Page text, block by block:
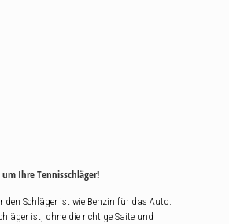
Ihre Tennisschläger!
den Schläger ist wie Benzin für das Auto.
ist, ohne die richtige Saite und